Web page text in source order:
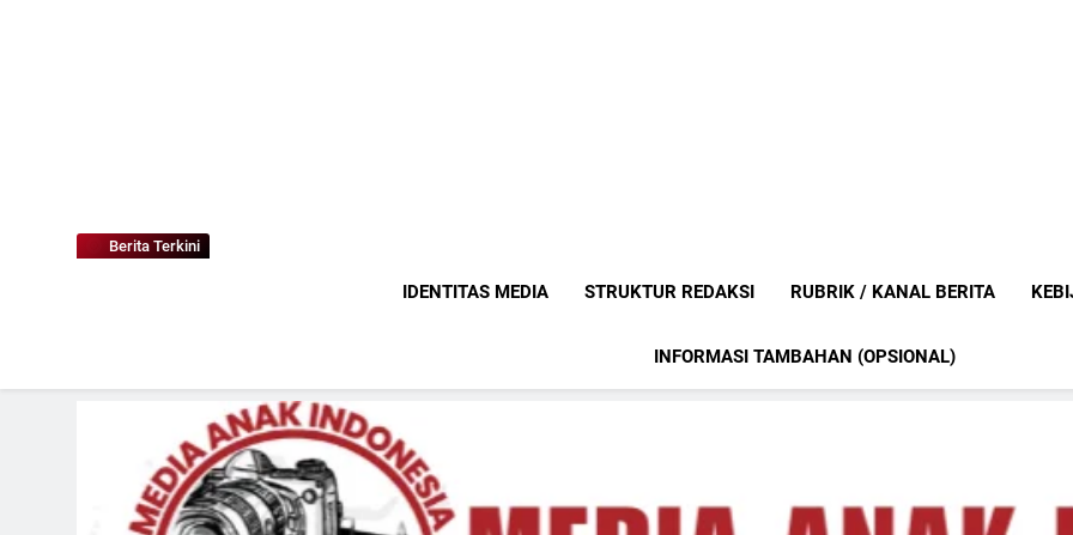
Berita Terkini
IDENTITAS MEDIA STRUKTUR REDAKSI RUBRIK / KANAL BERITA
INFORMASI TAMBAHAN (OPSIONAL)